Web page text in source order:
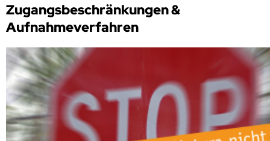
Zugangsbeschränkungen &
Aufnahmeverfahren